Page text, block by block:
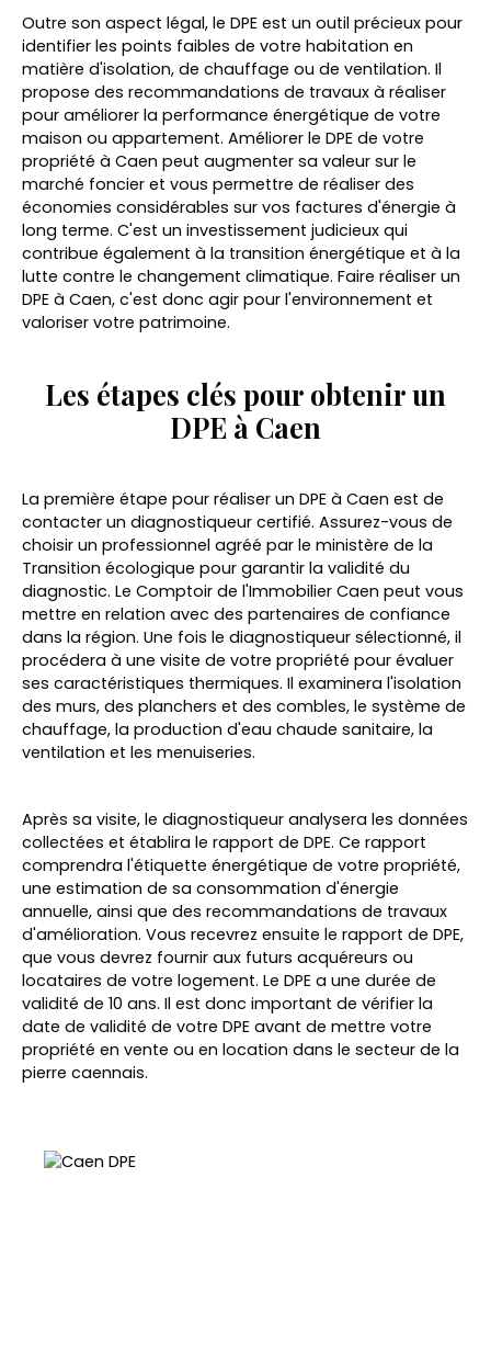
Outre son aspect légal, le DPE est un outil précieux pour
identifier les points faibles de votre habitation en
matière d'isolation, de chauffage ou de ventilation. Il
propose des recommandations de travaux à réaliser
pour améliorer la performance énergétique de votre
maison ou appartement. Améliorer le DPE de votre
propriété à Caen peut augmenter sa valeur sur le
marché foncier et vous permettre de réaliser des
économies considérables sur vos factures d'énergie à
long terme. C'est un investissement judicieux qui
contribue également à la transition énergétique et à la
lutte contre le changement climatique. Faire réaliser un
DPE à Caen, c'est donc agir pour l'environnement et
valoriser votre patrimoine.
Les étapes clés pour obtenir un
DPE à Caen
La première étape pour réaliser un DPE à Caen est de
contacter un diagnostiqueur certifié. Assurez-vous de
choisir un professionnel agréé par le ministère de la
Transition écologique pour garantir la validité du
diagnostic. Le Comptoir de l'Immobilier Caen peut vous
mettre en relation avec des partenaires de confiance
dans la région. Une fois le diagnostiqueur sélectionné, il
procédera à une visite de votre propriété pour évaluer
ses caractéristiques thermiques. Il examinera l'isolation
des murs, des planchers et des combles, le système de
chauffage, la production d'eau chaude sanitaire, la
ventilation et les menuiseries.
Après sa visite, le diagnostiqueur analysera les données
collectées et établira le rapport de DPE. Ce rapport
comprendra l'étiquette énergétique de votre propriété,
une estimation de sa consommation d'énergie
annuelle, ainsi que des recommandations de travaux
d'amélioration. Vous recevrez ensuite le rapport de DPE,
que vous devrez fournir aux futurs acquéreurs ou
locataires de votre logement. Le DPE a une durée de
validité de 10 ans. Il est donc important de vérifier la
date de validité de votre DPE avant de mettre votre
propriété en vente ou en location dans le secteur de la
pierre caennais.